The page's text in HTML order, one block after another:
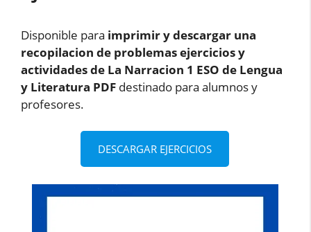
Disponible para imprimir y descargar una
recopilacion de problemas ejercicios y
actividades de La Narracion 1 ESO de Lengua
y Literatura PDF destinado para alumnos y
profesores.
DESCARGAR EJERCICIOS